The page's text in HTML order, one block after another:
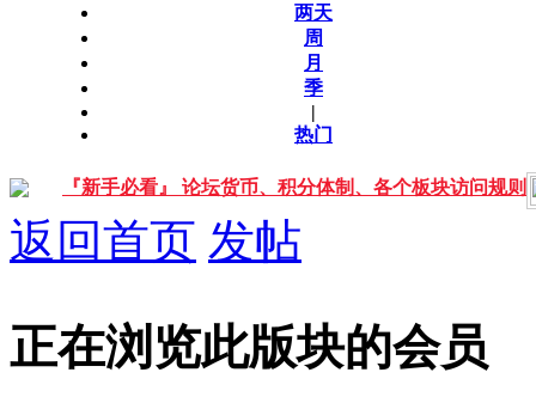
两天
周
月
季
|
热门
『新手必看』 论坛货币、积分体制、各个板块访问规则
返回首页 发帖
正在浏览此版块的会员